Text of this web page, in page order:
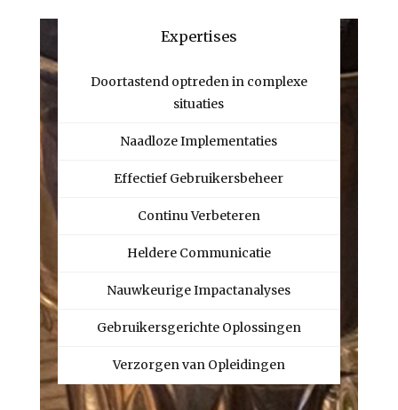
Expertises
Doortastend optreden in complexe
situaties
Naadloze Implementaties
Effectief Gebruikersbeheer
Continu Verbeteren
Heldere Communicatie
Nauwkeurige Impactanalyses
Gebruikersgerichte Oplossingen
Verzorgen van Opleidingen